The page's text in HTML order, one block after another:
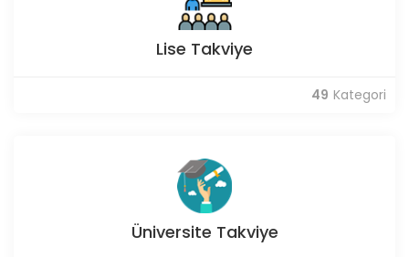
Lise Takviye
49 Kategori
Üniversite Takviye